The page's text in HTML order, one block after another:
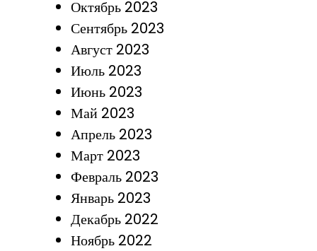
Октябрь 2023
Сентябрь 2023
Август 2023
Июль 2023
Июнь 2023
Май 2023
Апрель 2023
Март 2023
Февраль 2023
Январь 2023
Декабрь 2022
Ноябрь 2022